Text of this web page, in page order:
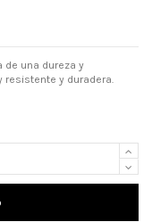
de una dureza y
resistente y duradera.